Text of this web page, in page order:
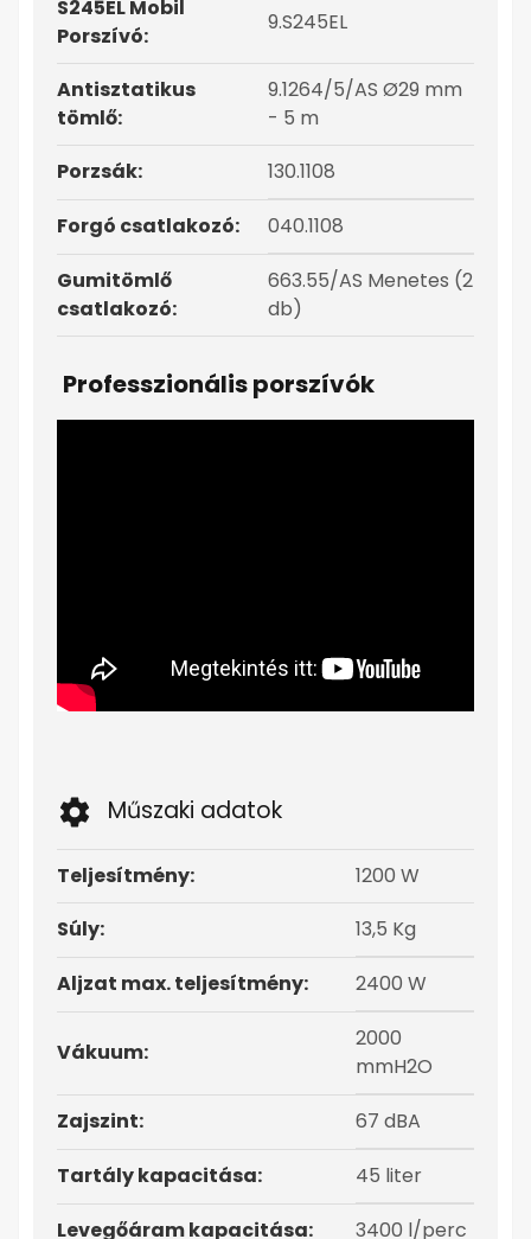
S245EL Mobil
Porszívó:
9.S245EL
Antisztatikus
tömlő:
9.1264/5/AS Ø29 mm
- 5 m
Porzsák:
130.1108
Forgó csatlakozó:
040.1108
Gumitömlő
csatlakozó:
663.55/AS Menetes (2
db)
Professzionális porszívók
Műszaki adatok
Teljesítmény:
1200 W
Súly:
13,5 Kg
Aljzat max. teljesítmény:
2400 W
Vákuum:
2000
mmH2O
Zajszint:
67 dBA
Tartály kapacitása:
45 liter
Levegőáram kapacitása:
3400 l/perc